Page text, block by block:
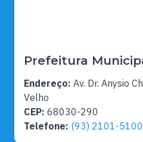
Prefeitura
Endereço: Av. Dr. Anysio
Velho
CEP: 68030-290
Telefone: (93) 2101-5100